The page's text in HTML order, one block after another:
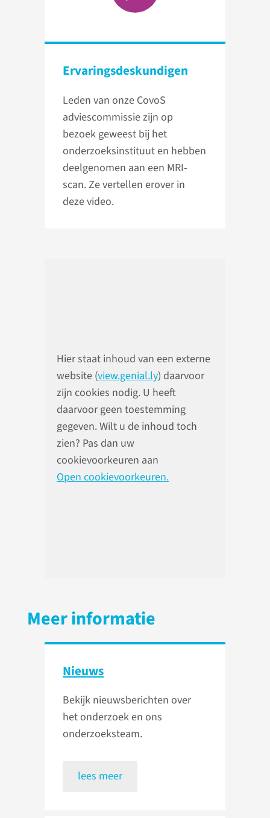
Ervarings­deskundigen
Leden van onze CovoS
adviescommissie zijn op
bezoek geweest bij het
onderzoeksinstituut en hebben
deelgenomen aan een MRI-
scan. Ze vertellen erover in
deze video.
Hier staat inhoud van een externe
website (view.genial.ly) daarvoor
zijn cookies nodig. U heeft
daarvoor geen toestemming
gegeven. Wilt u de inhoud toch
zien? Pas dan uw
cookievoorkeuren aan
Open cookievoorkeuren.
Meer informatie
Nieuws
Bekijk nieuwsberichten over
het onderzoek en ons
onderzoeksteam.
lees meer